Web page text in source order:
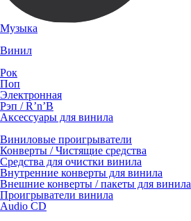
Музыка
Винил
Рок
Поп
Электронная
Рэп / R’n’B
Аксессуары для винила
Виниловые проигрыватели
Конверты / Чистящие средства
Средства для очистки винила
Внутренние конверты для винила
Внешние конверты / пакеты для винила
Проигрыватели винила
Audio CD